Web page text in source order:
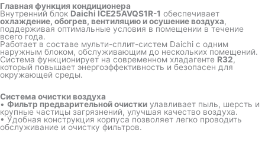
Главная функция кондиционера
Внутренний блок Daichi ICE25AVQS1R-1 обеспечивает
охлаждение, обогрев, вентиляцию и осушение воздуха,
поддерживая оптимальные условия в помещении в течение
всего года.
Работает в составе мульти-сплит-систем Daichi с одним
наружным блоком, обслуживающим до нескольких помещений.
Система функционирует на современном хладагенте R32,
который повышает энергоэффективность и безопасен для
окружающей среды.
Система очистки воздуха
• Фильтр предварительной очистки улавливает пыль, шерсть и
крупные частицы загрязнений, улучшая качество воздуха.
• Удобная конструкция корпуса позволяет легко проводить
обслуживание и очистку фильтров.